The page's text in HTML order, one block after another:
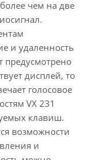
чем на две
и удаленность
предусмотрено
дисплей, то
голосовое
VX 231
клавиш.
возможности
и